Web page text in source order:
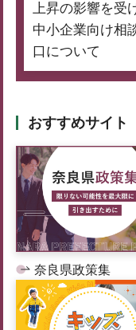
上昇の影響を受
中小企業向け相
口について
おすすめサイト
奈良県政策集